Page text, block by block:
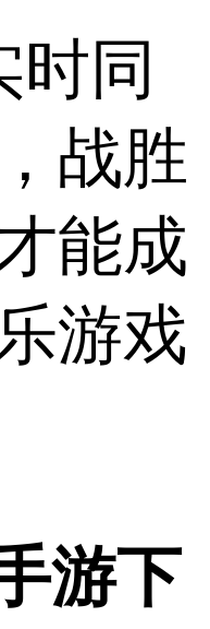
时同
战胜
能成
游戏
游下